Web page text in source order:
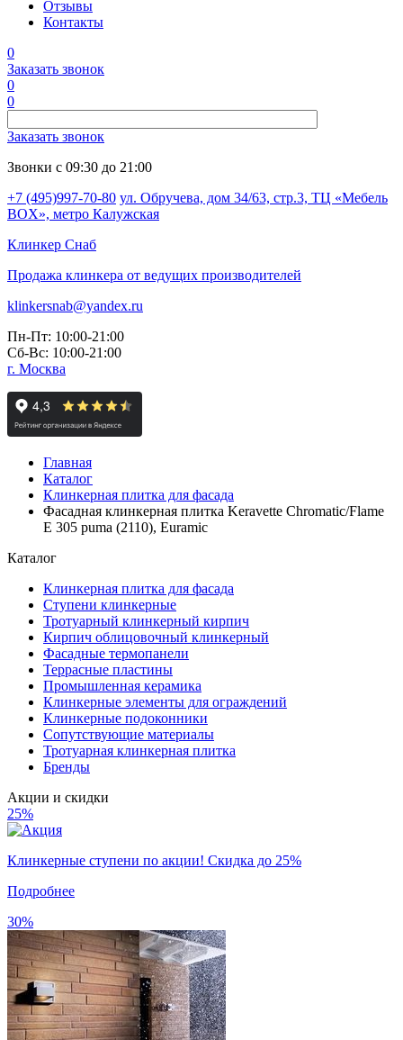
Отзывы
Контакты
0
Заказать звонок
0
0
Заказать звонок
Звонки с 09:30 до 21:00
+7 (495)997-70-80 ул. Обручева, дом 34/63, стр.3, ТЦ «Мебель
BOX», метро Калужская
Клинкер Снаб
Продажа клинкера от ведущих производителей
klinkersnab@yandex.ru
Пн-Пт: 10:00-21:00
Сб-Вс: 10:00-21:00
г. Москва
Главная
Каталог
Клинкерная плитка для фасада
Фасадная клинкерная плитка Keravette Chromatic/Flame
E 305 puma (2110), Euramic
Каталог
Клинкерная плитка для фасада
Ступени клинкерные
Тротуарный клинкерный кирпич
Кирпич облицовочный клинкерный
Фасадные термопанели
Террасные пластины
Промышленная керамика
Клинкерные элементы для ограждений
Клинкерные подоконники
Сопутствующие материалы
Тротуарная клинкерная плитка
Бренды
Акции и скидки
25%
Клинкерные ступени по акции! Скидка до 25%
Подробнее
30%